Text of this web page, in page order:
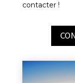
contacter !